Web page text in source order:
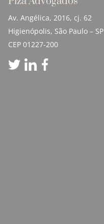
Av. Angélica, 2016, cj. 62
Higienópolis, São Paulo – SP
CEP 01227-200